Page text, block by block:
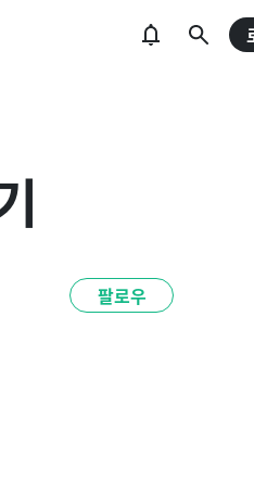
팔로우